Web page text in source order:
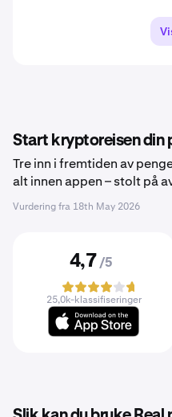
Start kryptoreisen din
Tre inn i fremtiden av
alt innen appen – stolt på
Vurdering fra 18th May 2026
4,7 /5
25,0k-klassifiseringer